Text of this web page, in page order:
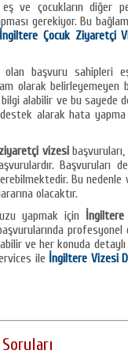
eş ve çocukların diğer
gerekiyor. Bu
İngiltere Çocuk Ziyaretçi
başvuru sahipleri eş
olarak belirleyemeyen
bilgi alabilir ve bu sayede
destek alarak hata
vizesibaşvuruları,
Başvuruları
Bu nedenle
olacaktır.
yapmak için
ve her konuda
ile İngiltere Vizesi